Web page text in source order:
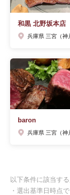
和黒 北野坂本店
兵庫県 三宮（神
baron
兵庫県 三宮（神
以下条件に該当す
・選出基準日時点